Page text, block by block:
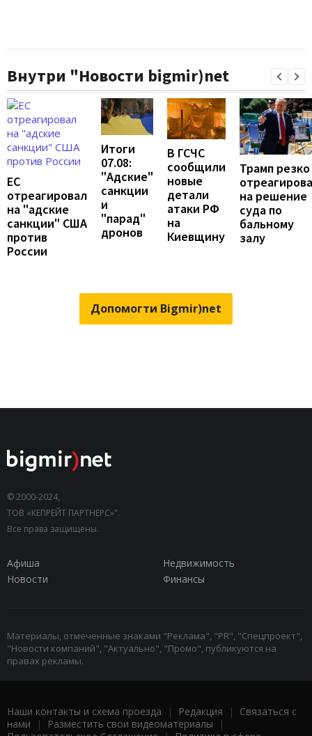
Внутри "Новости bigmir)net
ЕС
отреагировал
на "адские
санкции" США
против
России
Итоги
07.08:
"Адские"
санкции
и
"парад"
дронов
В ГСЧС
сообщили
новые
детали
атаки РФ
на
Киевщину
Трамп резко
на решение
суда по
бальному
залу
Допомогти Bigmir)net
© 2000-2024,
ТОВ «КЕПРЕЙТ ПАРТНЕРС»".
Все права защищены.
Афиша
Недвижимость
Новости
Финансы
Материалы, отмеченные знаками "Реклама", "PR", "Спецпроект",
"Новости компаний", "Актуально", "Промо", публикуются на
правах рекламы.
Наши контакты и схема проезда | Редакция | Связаться с
нами | Разместить свои видеоматериалы |